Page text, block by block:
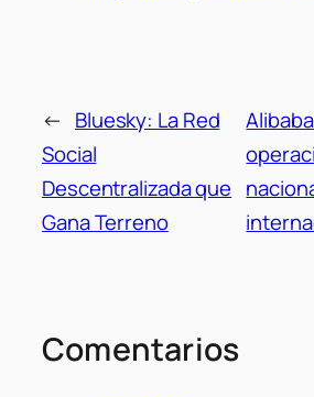
← Bluesky: La Red
Social
Descentralizada que
Gana Terreno
Comentarios